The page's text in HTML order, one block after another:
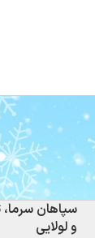
سپاهان
و لولایی